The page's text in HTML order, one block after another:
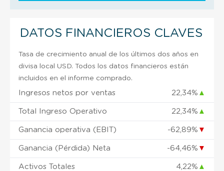
DATOS FINANCIEROS CLAVES
Tasa de crecimiento anual de los últimos dos años en
divisa local USD. Todos los datos financieros están
incluidos en el informe comprado.
Ingresos netos por ventas 22,34% ▲
Total Ingreso Operativo 22,34% ▲
Ganancia operativa (EBIT) -62,89% ▼
Ganancia (Pérdida) Neta -64,46% ▼
Activos Totales 4,22% ▲